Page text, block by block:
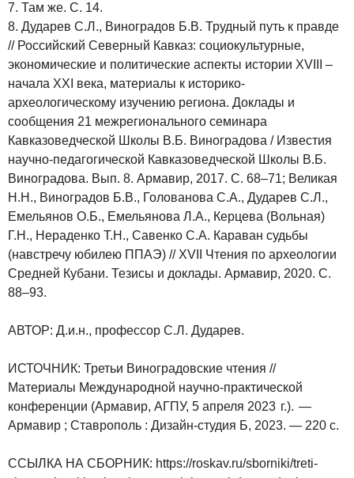
7. Там же. С. 14.
8. Дударев С.Л., Виноградов Б.В. Трудный путь к правде
// Российский Северный Кавказ: социокультурные,
экономические и политические аспекты истории XVIII –
начала XXI века, материалы к историко-
археологическому изучению региона. Доклады и
сообщения 21 межрегионального семинара
Кавказоведческой Школы В.Б. Виноградова / Известия
научно-педагогической Кавказоведческой Школы В.Б.
Виноградова. Вып. 8. Армавир, 2017. С. 68–71; Великая
Н.Н., Виноградов Б.В., Голованова С.А., Дударев С.Л.,
Емельянов О.Б., Емельянова Л.А., Керцева (Вольная)
Г.Н., Нераденко Т.Н., Савенко С.А. Караван судьбы
(навстречу юбилею ППАЭ) // XVII Чтения по археологии
Средней Кубани. Тезисы и доклады. Армавир, 2020. С.
88–93.
АВТОР: Д.и.н., профессор С.Л. Дударев.
ИСТОЧНИК: Третьи Виноградовские чтения //
Материалы Международной научно-практической
конференции (Армавир, АГПУ, 5 апреля 2023 г.). —
Армавир ; Ставрополь : Дизайн-студия Б, 2023. — 220 с.
ССЫЛКА НА СБОРНИК: https://roskav.ru/sborniki/treti-